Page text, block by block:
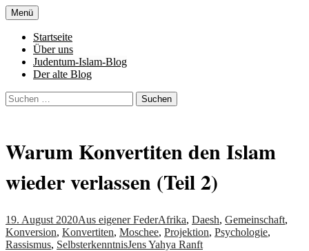
Zum
Inhalt
springen
Al-Adala.de
von allem
Menü
Startseite
Über uns
Judentum-Islam-Blog
Der alte Blog
Suchen
nach:
Warum Konvertiten den Islam
wieder verlassen (Teil 2)
19. August 2020Aus eigener FederAfrika, Daesh, Gemeinschaft,
Konversion, Konvertiten, Moschee, Projektion, Psychologie,
Rassismus, SelbsterkenntnisJens Yahya Ranft